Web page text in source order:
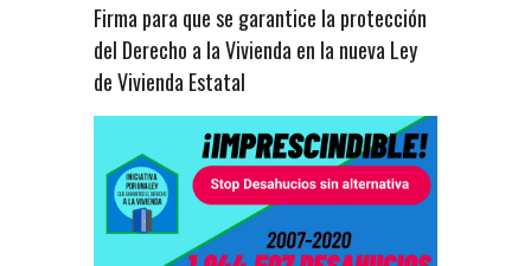
Firma para que se garantice la protección
del Derecho a la Vivienda en la nueva Ley
de Vivienda Estatal